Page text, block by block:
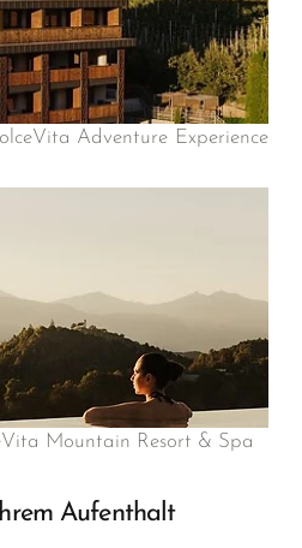
Adventure Experience
Mountain Resort & Spa
Aufenthalt